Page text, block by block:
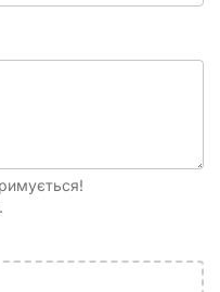
що дозволяє легко
достатню
Обирайте якісну мангу
горизонти японської